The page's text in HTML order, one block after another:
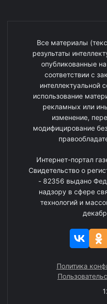
Все материалы
результаты
опубликованные
соответствии с
интеллектуальной
использование
рекламных или
изменение,
модифицирование
Интернет-портал
Свидетельство о
- 82356 выдано
надзору в сфере
технологий и
Политика